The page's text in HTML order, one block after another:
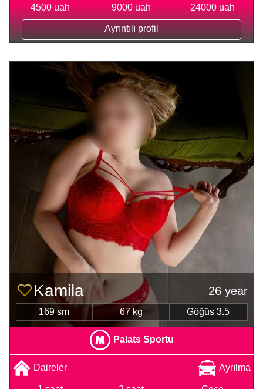
4500 uah
9000 uah
24000 uah
Ayrıntılı profil
Kamila 26 year
169 sm 67 kg Göğüs 3.5
Palats Sportu
Daireler Ayrılma